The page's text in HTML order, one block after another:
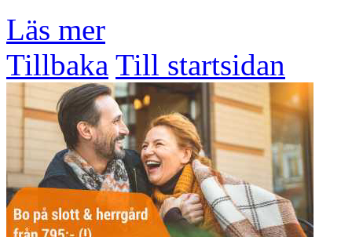
Läs mer
Tillbaka Till startsidan